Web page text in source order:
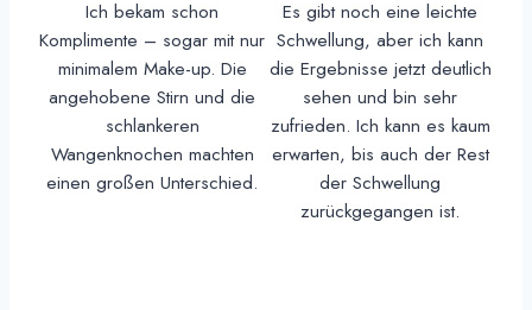
Ich bekam schon
Komplimente – sogar mit nur
minimalem Make-up. Die
angehobene Stirn und die
schlankeren
Wangenknochen machten
einen großen Unterschied.
Es gibt noch eine leichte
Schwellung, aber ich kann
die Ergebnisse jetzt deutlich
sehen und bin sehr
zufrieden. Ich kann es kaum
erwarten, bis auch der Rest
der Schwellung
zurückgegangen ist.